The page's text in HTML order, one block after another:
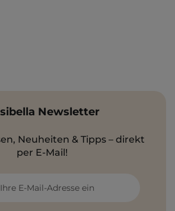
Newsletter
Neuheiten & Tipps – direkt
per E-Mail!
E-Mail-Adresse ein